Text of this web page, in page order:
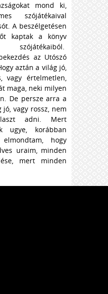
mond ki,
szójátékaival
A beszélgetésen
kaptak a könyv
az Utószó
aztán a világ jó,
vagy értelmetlen,
maga, neki milyen
De persze arra a
vagy rossz, nem
adni. Mert
ugye, korábban
hogy
uraim, minden
mert minden